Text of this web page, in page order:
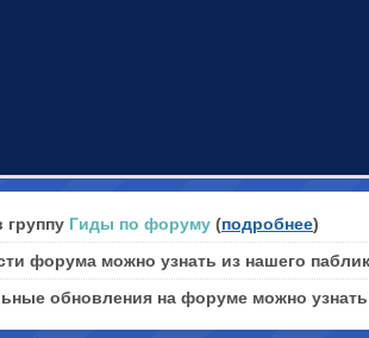
группу Гиды по форуму (подробнее)
форума можно узнать из нашего
обновления на форуме можно